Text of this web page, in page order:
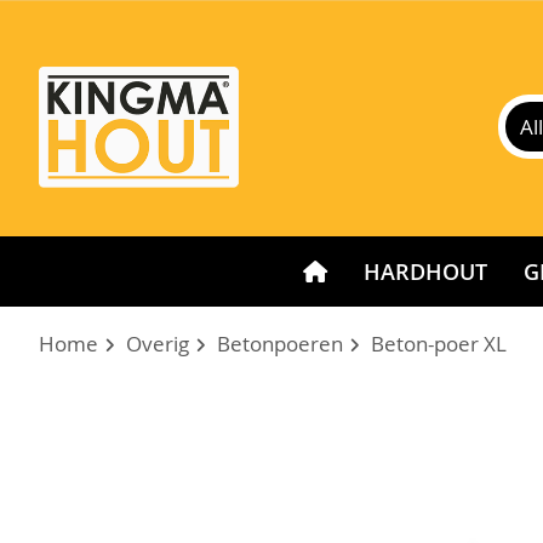
HARDHOUT
Home Overig Betonpoeren Beton-poer XL